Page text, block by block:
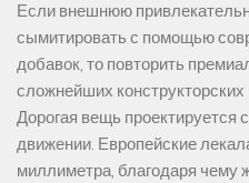
Если внешнюю
сымитировать с помощью
добавок, то повторить
сложнейших
Дорогая вещь проектируется
движении. Европейские
миллиметра, благодаря чему